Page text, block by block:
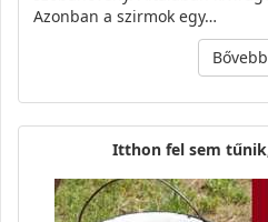
Azonban a szirmok egy…
Itthon fel sem